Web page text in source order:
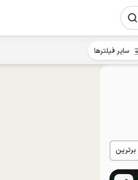
برترین
سایر فیلترها